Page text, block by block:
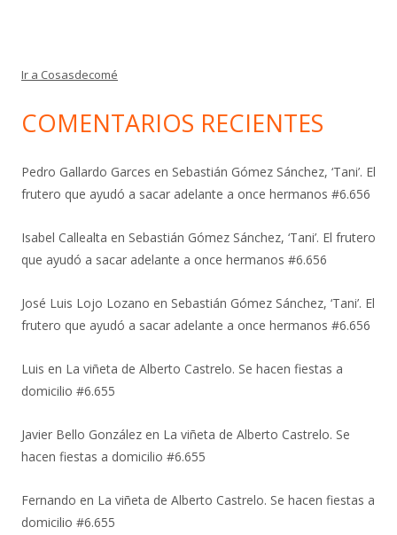
Ir a Cosasdecomé
COMENTARIOS RECIENTES
Pedro Gallardo Garces en Sebastián Gómez Sánchez, ‘Tani’. El
frutero que ayudó a sacar adelante a once hermanos #6.656
Isabel Callealta en Sebastián Gómez Sánchez, ‘Tani’. El frutero
que ayudó a sacar adelante a once hermanos #6.656
José Luis Lojo Lozano en Sebastián Gómez Sánchez, ‘Tani’. El
frutero que ayudó a sacar adelante a once hermanos #6.656
Luis en La viñeta de Alberto Castrelo. Se hacen fiestas a
domicilio #6.655
Javier Bello González en La viñeta de Alberto Castrelo. Se
hacen fiestas a domicilio #6.655
Fernando en La viñeta de Alberto Castrelo. Se hacen fiestas a
domicilio #6.655